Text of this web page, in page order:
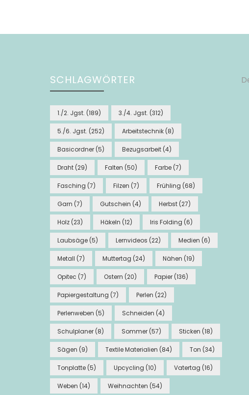
SCHLAGWÖRTER
1./2. Jgst. (189) 3./4. Jgst. (312)
5./6. Jgst. (252) Arbeitstechnik (8)
Basicordner (5) Bezugsarbeit (4)
Draht (29) Falten (50) Farbe (7)
Fasching (7) Filzen (7) Frühling (68)
Garn (7) Gutschein (4) Herbst (27)
Holz (23) Häkeln (12) Iris Folding (6)
Laubsäge (5) Lernvideos (22) Medien (6)
Metall (7) Muttertag (24) Nähen (19)
Opitec (7) Ostern (20) Papier (136)
Papiergestaltung (7) Perlen (22)
Perlenweben (5) Schneiden (4)
Schulplaner (8) Sommer (57) Sticken (18)
Sägen (9) Textile Materialien (84) Ton (34)
Tonplatte (5) Upcycling (10) Vatertag (16)
Weben (14) Weihnachten (54)